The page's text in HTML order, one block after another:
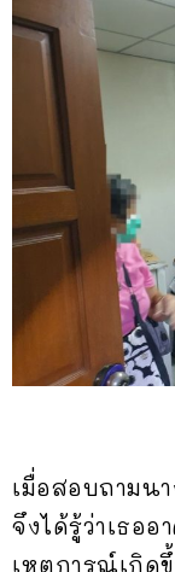
เมื่อสอบถามน
จึงได้รู้ว่าเธอ
เหตุการณ์เกิด